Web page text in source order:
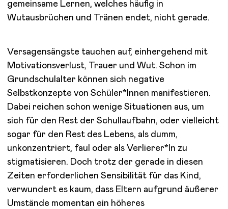
gemeinsame Lernen, welches häufig in
Wutausbrüchen und Tränen endet, nicht gerade.
Versagensängste tauchen auf, einhergehend mit
Motivationsverlust, Trauer und Wut. Schon im
Grundschulalter können sich negative
Selbstkonzepte von Schüler*Innen manifestieren.
Dabei reichen schon wenige Situationen aus, um
sich für den Rest der Schullaufbahn, oder vielleicht
sogar für den Rest des Lebens, als dumm,
unkonzentriert, faul oder als Verlierer*In zu
stigmatisieren. Doch trotz der gerade in diesen
Zeiten erforderlichen Sensibilität für das Kind,
verwundert es kaum, dass Eltern aufgrund äußerer
Umstände momentan ein höheres